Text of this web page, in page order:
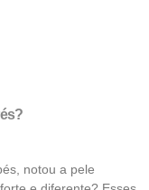
notou a pele